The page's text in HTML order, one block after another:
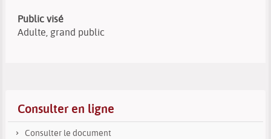
Public visé
Adulte, grand public
Consulter en ligne
Consulter le document